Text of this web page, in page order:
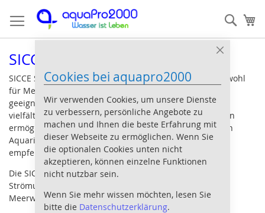
Close
Bar
Cookies bei aquapro2000
Wir verwenden Cookies, um unsere Dienste
zu verbessern, persönliche Angebote zu
machen und Ihnen die beste Erfahrung mit
dieser Webseite zu ermöglichen. Wenn Sie
die optionalen Cookies unten nicht
akzeptieren, können einzelne Funktionen
nicht nutzbar sein.
Wenn Sie mehr wissen möchten, lesen Sie
bitte die Datenschutzerklärung.
zum
SICCE Strömungspumpe
SICCE Strömungspumpen sind sehr zuverlässig und sowohl
für Meer- als auch Süßwasseraquarien hervorragend
geeignet. Die rutschfeste Magnethalterung plus die
vielfältigen Einstellmöglichkeiten der Strömungspumpen
ermöglichen eine passgenaue Wasserbewegung in allen
Aquarientypen. Für die Steuerung der Voyager Pumpen
empfehlen wir den SICCE Wave Surfer.
Die SICCE Voyager Nanos gehören zu den kleinsten
Strömungspumpen auf dem Markt und sind für Nano-
Meerwasseraquarien extrem praktisch!